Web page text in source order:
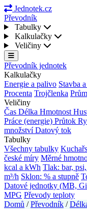
Jednotek.cz
Převodník
Tabulky
Kalkulačky
Veličiny
Převodník jednotek
Kalkulačky
Energie a palivo Stavba
Procenta Trojčlenka
Veličiny
Čas Délka Hmotnost
Práce (energie) Průtok
množstvíDatový tok
Tabulky
Všechny tabulky
české míry Měrné
kcal a kWh Tlak: bar,
m³/h Sklon: % a stupně
Datové jednotky (MB,
MPG Převody teploty
Domů / Převodník /